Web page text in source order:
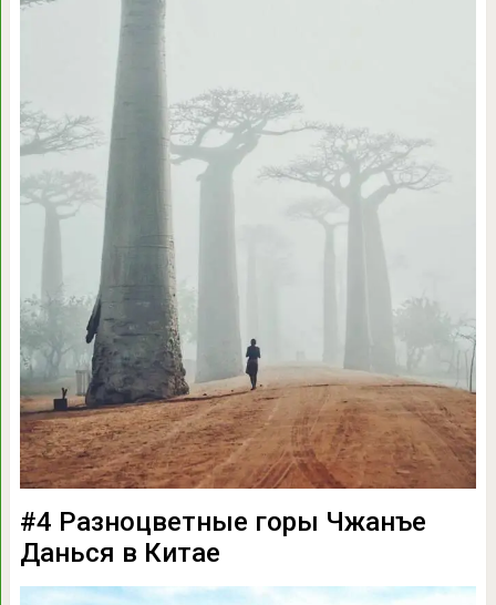
#4 Разноцветные горы Чжанъе
Данься в Китае